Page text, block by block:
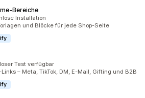
Installation
und Blöcke für jede Shop-Seite
Test verfügbar
– Meta, TikTok, DM, E-Mail, Gifting und B2B